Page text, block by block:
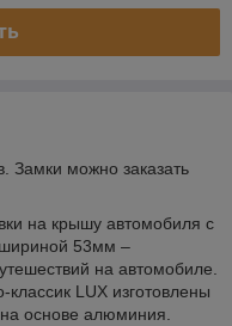
Замки можно заказать
на крышу автомобиля с
53мм –
на автомобиле.
LUX изготовлены
основе алюминия.